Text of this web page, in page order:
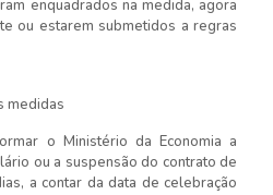
enquadrados na medida, agora
ou estarem submetidos a regras
medidas
o Ministério da Economia a
ou a suspensão do contrato de
a contar da data de celebração